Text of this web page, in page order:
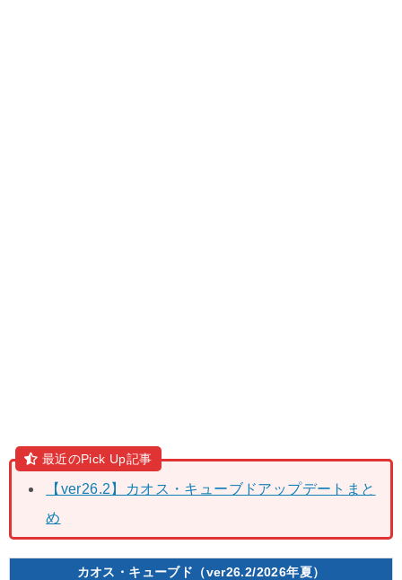
最近のPick Up記事
【ver26.2】カオス・キューブドアップデートまと
め
カオス・キューブド（ver26.2/2026年夏）